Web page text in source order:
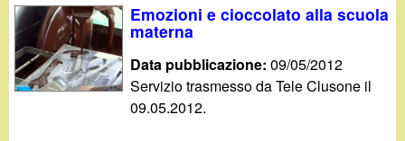
i
t
Emozioni e cioccolato alla scuola
materna
Data pubblicazione:09/05/2012
Servizio trasmesso da Tele Clusone il
09.05.2012.